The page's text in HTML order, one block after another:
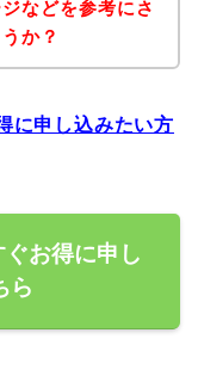
などを参考にさ
か？
に申し込みたい方
お得に申し
ら